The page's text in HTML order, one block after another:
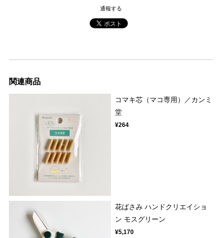
通報する
関連商品
コマキ芯（マコ専用）／カンミ
堂
¥264
花ばさみ ハンドクリエイショ
ン モスグリーン
¥5,170